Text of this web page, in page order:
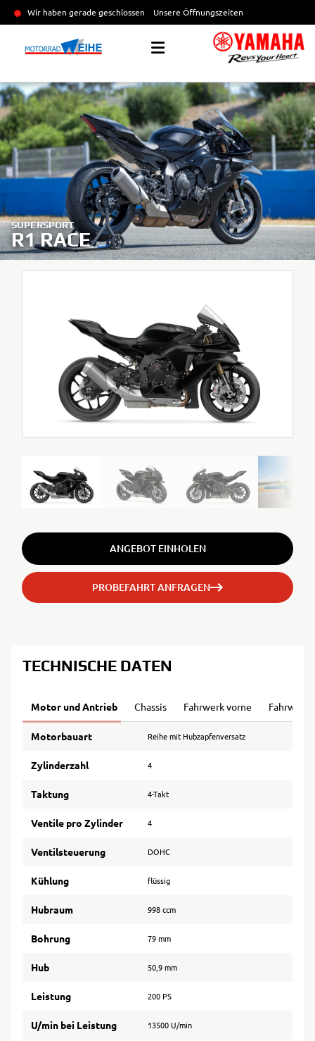
Wir haben gerade geschlossen Unsere Öffnungszeiten
SUPERSPORT
R1 RACE
ANGEBOT EINHOLEN
PROBEFAHRT ANFRAGEN
TECHNISCHE DATEN
Motor und Antrieb Chassis Fahrwerk vorne Fahrwerk
Motorbauart Reihe mit Hubzapfenversatz
Zylinderzahl 4
Taktung 4-Takt
Ventile pro Zylinder 4
Ventilsteuerung DOHC
Kühlung flüssig
Hubraum 998 ccm
Bohrung 79 mm
Hub 50,9 mm
Leistung 200 PS
U/min bei Leistung 13500 U/min